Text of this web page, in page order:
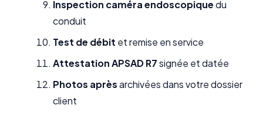
Inspection caméra endoscopiquedu
conduit
Test de débit et remise en service
Attestation APSAD R7signée et datée
Photos aprèsarchivées dans votre dossier
client